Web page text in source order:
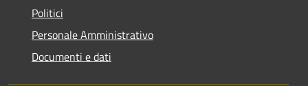
Politici
Personale Amministrativo
Documenti e dati